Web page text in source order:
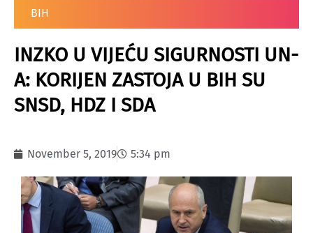
BIH
INZKO U VIJEĆU SIGURNOSTI UN-
A: KORIJEN ZASTOJA U BIH SU
SNSD, HDZ I SDA
November 5, 2019 5:34 pm